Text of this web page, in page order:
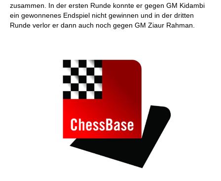
zusammen. In der ersten Runde konnte er gegen GM Kidambi
ein gewonnenes Endspiel nicht gewinnen und in der dritten
Runde verlor er dann auch noch gegen GM Ziaur Rahman.